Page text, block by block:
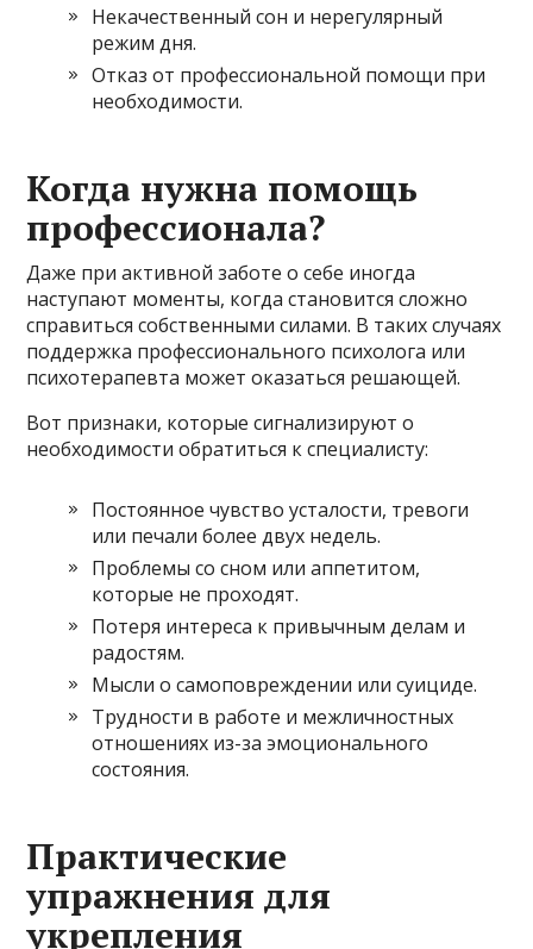
Некачественный сон и нерегулярный
режим дня.
Отказ от профессиональной помощи при
необходимости.
Когда нужна помощь
профессионала?
Даже при активной заботе о себе иногда
наступают моменты, когда становится сложно
справиться собственными силами. В таких случаях
поддержка профессионального психолога или
психотерапевта может оказаться решающей.
Вот признаки, которые сигнализируют о
необходимости обратиться к специалисту:
Постоянное чувство усталости, тревоги
или печали более двух недель.
Проблемы со сном или аппетитом,
которые не проходят.
Потеря интереса к привычным делам и
радостям.
Мысли о самоповреждении или суициде.
Трудности в работе и межличностных
отношениях из-за эмоционального
состояния.
Практические
упражнения для
укрепления